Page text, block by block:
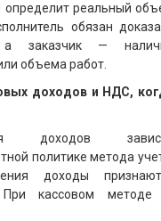
реальный
обязан
а заказчик —
объема работ.
доходов и НДС,
доходов
политике метода
доходы
При кассовом